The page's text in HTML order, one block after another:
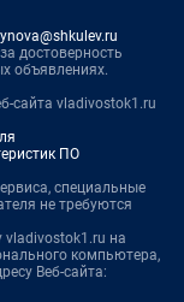
достоверность
объявлениях.
сайта vladivostok1.ru
ПО
специальные
не требуются
vladivostok1.ru на
компьютера,
Веб-сайта: